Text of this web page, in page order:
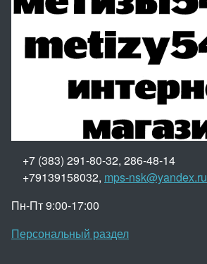
+7 (383) 291-80-32, 286-48-14
+79139158032, mps-nsk@yandex.ru
Пн-Пт 9:00-17:00
Персональный раздел